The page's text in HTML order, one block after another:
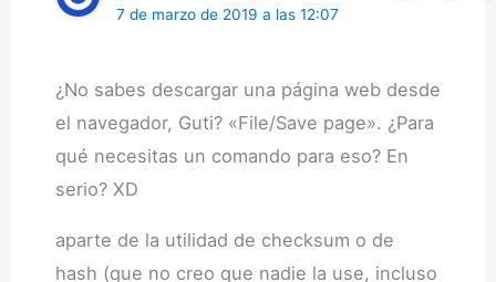
7 de marzo de 2019 a las 12:07
¿No sabes descargar una página web desde
el navegador, Guti? «File/Save page». ¿Para
qué necesitas un comando para eso? En
serio? XD
aparte de la utilidad de checksum o de
hash (que no creo que nadie la use, incluso